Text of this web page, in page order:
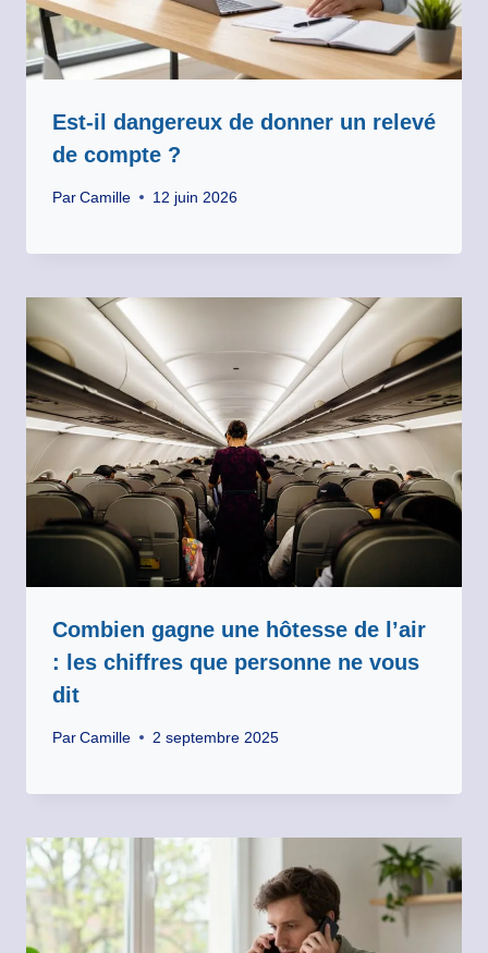
Est-il dangereux de donner un relevé
de compte ?
Par Camille 12 juin 2026
Combien gagne une hôtesse de l’air
: les chiffres que personne ne vous
dit
Par Camille 2 septembre 2025